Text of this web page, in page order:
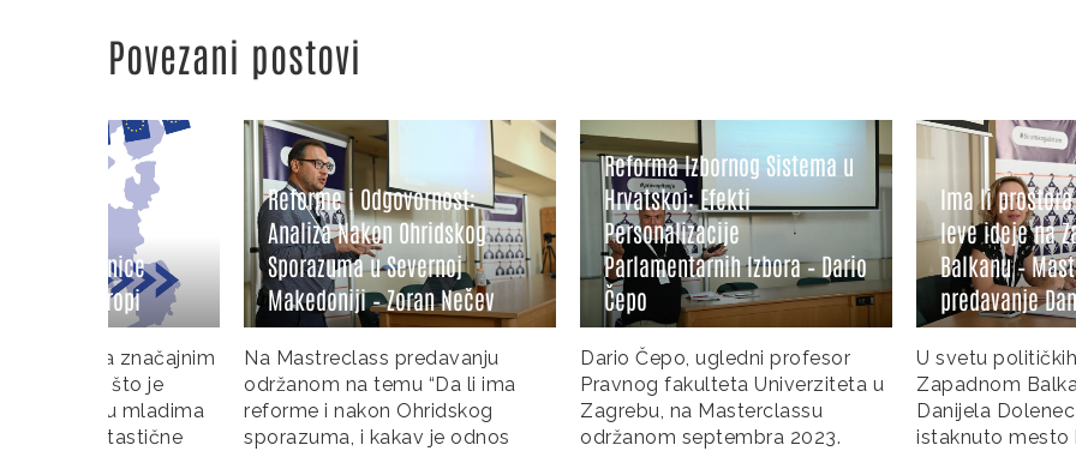
Povezani postovi
Reforme i Odgovornost:
Analiza Nakon Ohridskog
Sporazuma u Severnoj
Makedoniji – Zoran Nečev
Na Mastreclass predavanju
održanom na temu “Da li ima
reforme i nakon Ohridskog
sporazuma, i kakav je odnos
Reforma Izbornog Sistema u
Hrvatskoj: Efekti
Personalizacije
Parlamentarnih Izbora – Dario
Čepo
Dario Čepo, ugledni profesor
Pravnog fakulteta Univerziteta u
Zagrebu, na Masterclassu
održanom septembra 2023.
Ima li prostora za zeleno-
leve ideje na Zapadnom
Balkanu – Masterclass
predavanje Danijele Dolenec
U svetu političkih previranja
Zapadnom Balkanu,
Danijela Dolenec zauzima
istaknuto mesto kao ugledna